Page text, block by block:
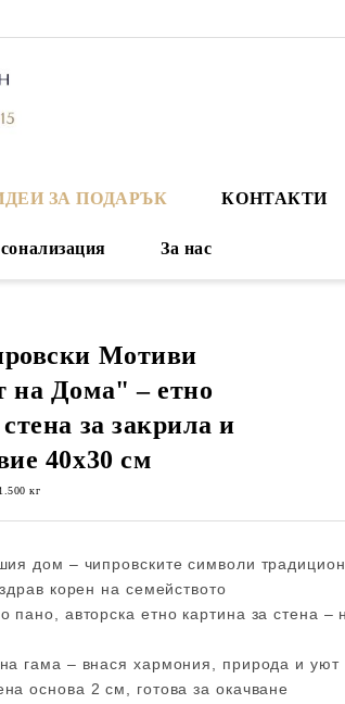
ЗА ПОДАРЪК КОНТАКТИ
За нас
Мотиви
на Дома" – етно
за закрила и
40х30 см
1.500 кг
дом – чипровските символи
корен на семейството
пано, авторска етно картина за стена –
гама – внася хармония, природа и уют
основа 2 см, готова за окачване